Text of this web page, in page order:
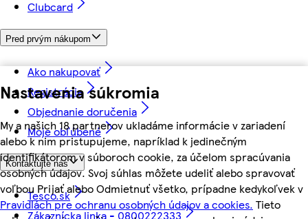
Nastavenia súkromia
My a našich 18 partnerov ukladáme informácie v zariadení
alebo k nim pristupujeme, napríklad k jedinečným
identifikátorom v súboroch cookie, za účelom spracúvania
osobných údajov. Svoj súhlas môžete udeliť alebo spravovať
voľbou Prijať alebo Odmietnuť všetko, prípadne kedykoľvek v
Pravidlách pre ochranu osobných údajov a cookies. Tieto
Clubcard
Pred prvým nákupom
Ako nakupovať
Registrácia
Objednanie doručenia
Moje obľúbené
Kontaktujte nás
Tesco.sk
Zákaznícka linka - 0800222333